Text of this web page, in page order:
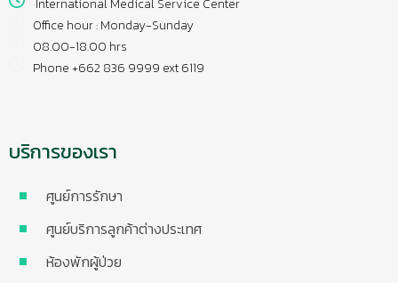
International Medical Service Center
Office hour : Monday-Sunday
08.00-18.00 hrs
Phone +662 836 9999 ext 6119
บริการของเรา
ศูนย์การรักษา
ศูนย์บริการลูกค้าต่างประเทศ
ห้องพักผู้ป่วย